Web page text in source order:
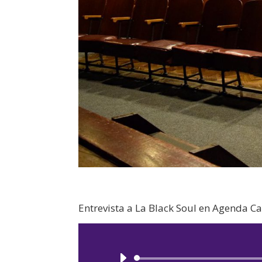
Entrevista a La Black Soul en Agenda